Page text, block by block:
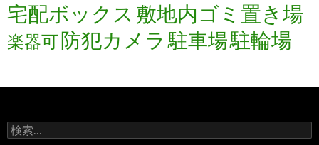
宅配ボックス 敷地内ゴミ置き場
楽器可防犯カメラ 駐車場駐輪場
検
索: